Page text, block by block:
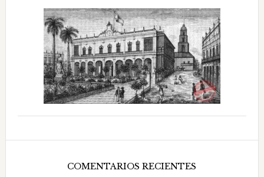
COMENTARIOS RECIENTES